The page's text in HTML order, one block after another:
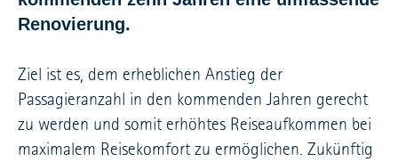
Renovierung.
Ziel ist es, dem erheblichen Anstieg der
Passagieranzahl in den kommenden Jahren gerecht
zu werden und somit erhöhtes Reiseaufkommen bei
maximalem Reisekomfort zu ermöglichen. Zukünftig